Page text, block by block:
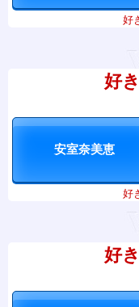
好
好
好
好